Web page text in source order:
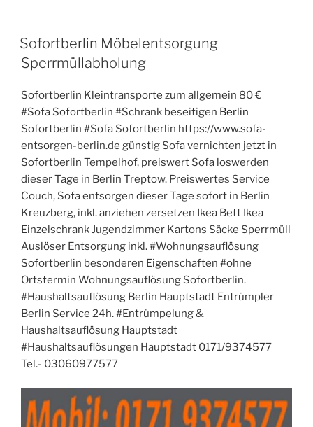
VERÖFFENTLICHT
AM
Sofortberlin Möbelentsorgung
Sperrmüllabholung
Sofortberlin Kleintransporte zum allgemein 80 €
#Sofa Sofortberlin #Schrank beseitigen Berlin
Sofortberlin #Sofa Sofortberlin https://www.sofa-
entsorgen-berlin.de günstig Sofa vernichten jetzt in
Sofortberlin Tempelhof, preiswert Sofa loswerden
dieser Tage in Berlin Treptow. Preiswertes Service
Couch, Sofa entsorgen dieser Tage sofort in Berlin
Kreuzberg, inkl. anziehen zersetzen Ikea Bett Ikea
Einzelschrank Jugendzimmer Kartons Säcke Sperrmüll
Auslöser Entsorgung inkl. #Wohnungsauflösung
Sofortberlin besonderen Eigenschaften #ohne
Ortstermin Wohnungsauflösung Sofortberlin.
#Haushaltsauflösung Berlin Hauptstadt Entrümpler
Berlin Service 24h. #Entrümpelung &
Haushaltsauflösung Hauptstadt
#Haushaltsauflösungen Hauptstadt 0171/9374577
Tel.- 03060977577